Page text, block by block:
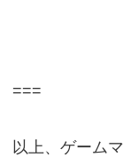
===
以上、ゲーム